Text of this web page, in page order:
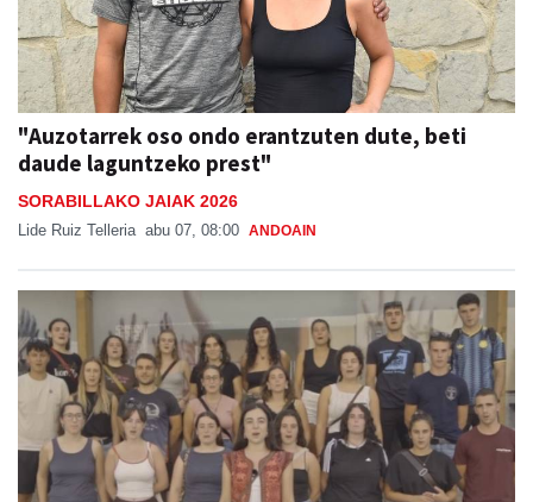
"Auzotarrek oso ondo erantzuten dute, beti
daude laguntzeko prest"
SORABILLAKO JAIAK 2026
Lide Ruiz Telleria abu 07, 08:00 ANDOAIN